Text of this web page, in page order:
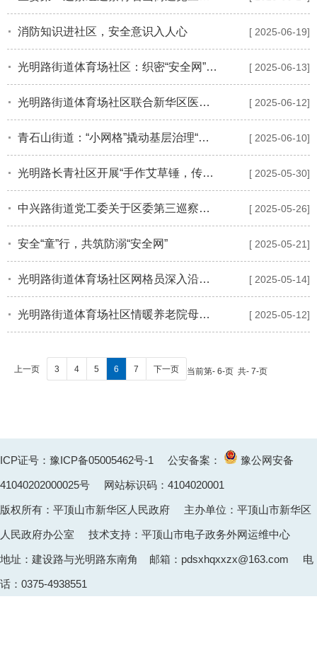
消防知识进社区，安全意识入人心 [ 2025-06-19]
光明路街道体育场社区：织密“安全网”筑牢九小场所“防火墙” [ 2025-06-13]
光明路街道体育场社区联合新华区医院开展“冬病夏治三伏贴”健康知识讲座 [ 2025-06-12]
青石山街道：“小网格”撬动基层治理“大效能” [ 2025-06-10]
光明路长青社区开展“手作艾草锤，传承端午情”端午节主题活动 [ 2025-05-30]
中兴路街道党工委关于区委第三巡察组反馈意见集中整改进展情况报告的通报 [ 2025-05-26]
安全“童”行，共筑防溺“安全网” [ 2025-05-21]
光明路街道体育场社区网格员深入沿街门店及家属院，织密防灾减灾安全宣传网 [ 2025-05-14]
光明路街道体育场社区情暖养老院母亲节义诊义剪献爱心 [ 2025-05-12]
当前第- 6-页 共- 7-页
上一页 3 4 5 6 7 下一页
ICP证号：豫ICP备05005462号-1 公安备案： 豫公网安备
41040202000025号 网站标识码：4104020001
版权所有：平顶山市新华区人民政府 主办单位：平顶山市新华区
人民政府办公室 技术支持：平顶山市电子政务外网运维中心
地址：建设路与光明路东南角 邮箱：pdsxhqxxzx@163.com 电
话：0375-4938551